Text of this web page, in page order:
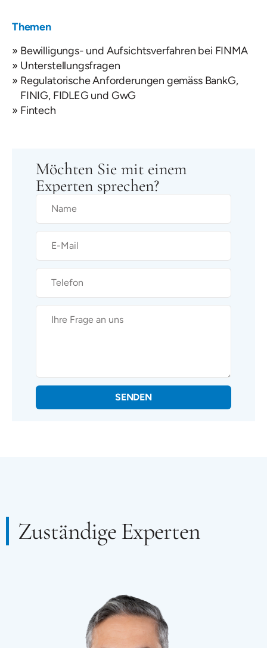
Themen
Bewilligungs- und Aufsichtsverfahren bei FINMA
Unterstellungsfragen
Regulatorische Anforderungen gemäss BankG,
FINIG, FIDLEG und GwG
Fintech
Möchten Sie mit einem
Experten sprechen?
SENDEN
Zuständige Experten